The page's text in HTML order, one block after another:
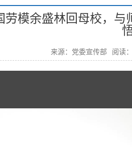
劳模余盛林回母校，
来源：党委宣传部 阅读